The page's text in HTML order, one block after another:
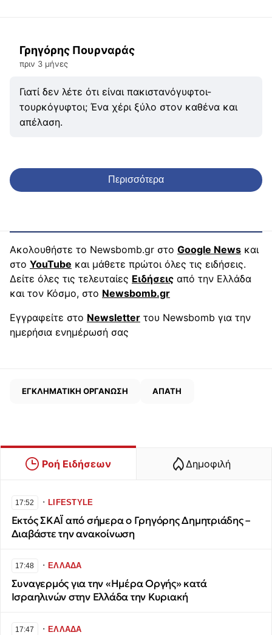
Γρηγόρης Πουρναράς
πριν 3 μήνες
Γιατί δεν λέτε ότι είναι πακιστανόγυφτοι-
τουρκόγυφτοι; Ένα χέρι ξύλο στον καθένα και
απέλαση.
Περισσότερα
Ακολουθήστε το Newsbomb.gr στο Google News και
στο YouTube και μάθετε πρώτοι όλες τις ειδήσεις.
Δείτε όλες τις τελευταίες Ειδήσεις από την Ελλάδα
και τον Κόσμο, στο Newsbomb.gr
Εγγραφείτε στο Newsletter του Newsbomb για την
ημερήσια ενημέρωσή σας
ΕΓΚΛΗΜΑΤΙΚΗ ΟΡΓΑΝΩΣΗ ΑΠΑΤΗ
Ροή Ειδήσεων Δημοφιλή
17:52 ∙LIFESTYLE
Εκτός ΣΚΑΪ από σήμερα ο Γρηγόρης Δημητριάδης –
Διαβάστε την ανακοίνωση
17:48 ∙ΕΛΛΑΔΑ
Συναγερμός για την «Ημέρα Οργής» κατά
Ισραηλινών στην Ελλάδα την Κυριακή
17:47 ∙ΕΛΛΑΔΑ